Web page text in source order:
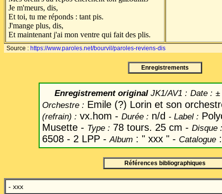
Je m'meurs, dis,
Et toi, tu me réponds : tant pis.
J'mange plus, dis,
Et maintenant j'ai mon ventre qui fait des plis.
Source : https://www.paroles.net/bourvil/paroles-reviens-dis
Enregistrements
Enregistrement original JK1/AV1 : Date : ±
Orchestre : Emile (?) Lorin et son
(refrain) : vx.hom - Durée : n/d - Label :
Musette - Type : 78 tours. 25 cm - Disque :
6508 - 2 LPP - Album : " xxx " - Catalogue
Références bibliographiques
- xxx